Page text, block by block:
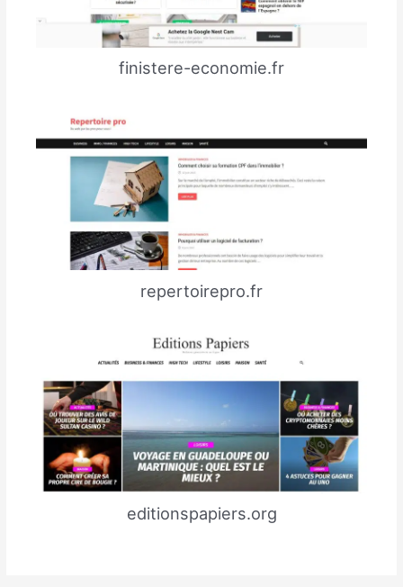
finistere-economie.fr
repertoirepro.fr
editionspapiers.org